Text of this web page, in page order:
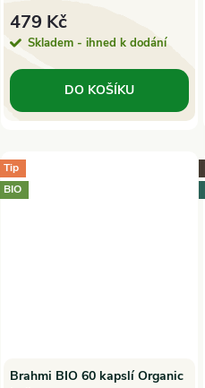
479 Kč
Skladem - ihned k dodání
DO KOŠÍKU
Tip
BIO
Brahmi BIO 60 kapslí Organic